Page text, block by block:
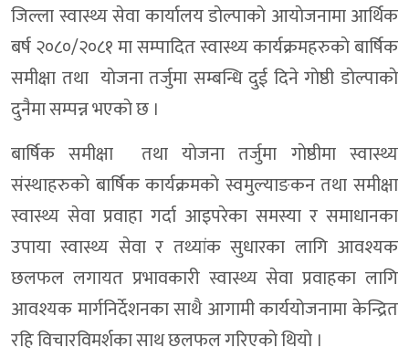
जिल्ला स्वास्थ्य सेवा कार्यालय डाेल्पाकाे आयाेजनामा आर्थिक
बर्ष २०८०/२०८१ मा सम्पादित स्वास्थ्य कार्यक्रमहरुकाे बार्षिक
समीक्षा तथा याेजना तर्जुमा सम्बन्धि दुई दिने गाेष्ठी डाेल्पाकाे
दुनैमा सम्पन्न भएकाे छ ।
बार्षिक समीक्षा तथा याेजना तर्जुमा गाेष्ठीमा स्वास्थ्य
संस्थाहरुकाे बार्षिक कार्यक्रमकाे स्वमुल्याङकन तथा समीक्षा
स्वास्थ्य सेवा प्रवाहा गर्दा आइपरेका समस्या र समाधानका
उपाया स्वास्थ्य सेवा र तथ्यांक सुधारका लागि आवश्यक
छलफल लगायत प्रभावकारी स्वास्थ्य सेवा प्रवाहका लागि
आवश्यक मार्गनिर्देशनका साथै आगामी कार्ययोजनामा केन्द्रित
रहि विचारविमर्शका साथ छलफल गरिएकाे थियाे ।